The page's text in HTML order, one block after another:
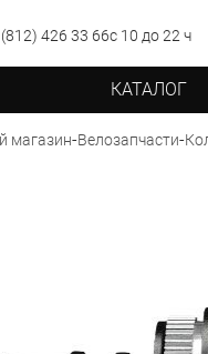
426 33 66с 10 до 22 ч
КАТАЛОГ
магазин-Велозапчасти-